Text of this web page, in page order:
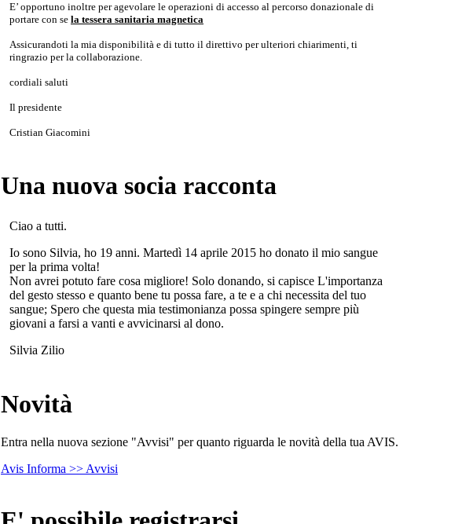
E’ opportuno inoltre per agevolare le operazioni di accesso al percorso donazionale di
portare con se la tessera sanitaria magnetica
Assicurandoti la mia disponibilità e di tutto il direttivo per ulteriori chiarimenti, ti
ringrazio per la collaborazione.
cordiali saluti
Il presidente
Cristian Giacomini
Una nuova socia racconta
Ciao a tutti.
Io sono Silvia, ho 19 anni. Martedì 14 aprile 2015 ho donato il mio sangue
per la prima volta!
Non avrei potuto fare cosa migliore! Solo donando, si capisce L'importanza
del gesto stesso e quanto bene tu possa fare, a te e a chi necessita del tuo
sangue; Spero che questa mia testimonianza possa spingere sempre più
giovani a farsi a vanti e avvicinarsi al dono.
Silvia Zilio
Novità
Entra nella nuova sezione "Avvisi" per quanto riguarda le novità della tua AVIS.
Avis Informa >> Avvisi